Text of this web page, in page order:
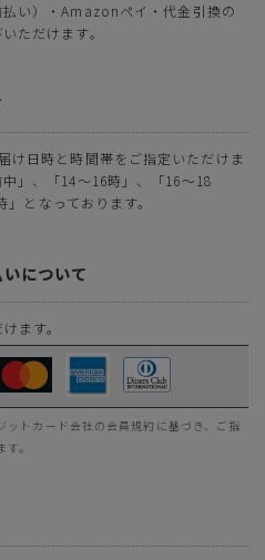
い）・Amazonペイ・代金引換の
ただけます。
け日時と時間帯をご指定いただけま
」、「14～16時」、「16～18
となっております。
について
ます。
トカード会社の会員規約に基づき、ご指
。